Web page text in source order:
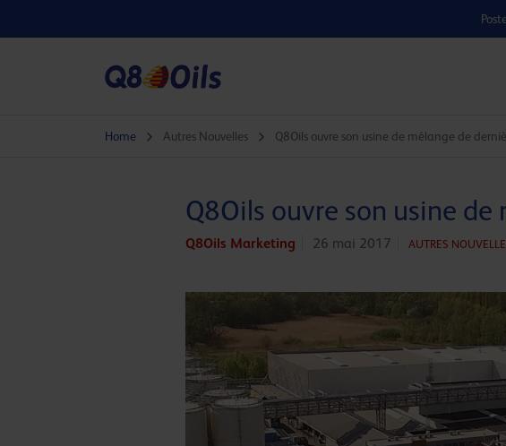
Home Autres Nouvelles Q8Oils ouvre son usine de mélange de
Q8Oils ouvre son usine
Q8Oils Marketing 26 mai 2017 AUTRES